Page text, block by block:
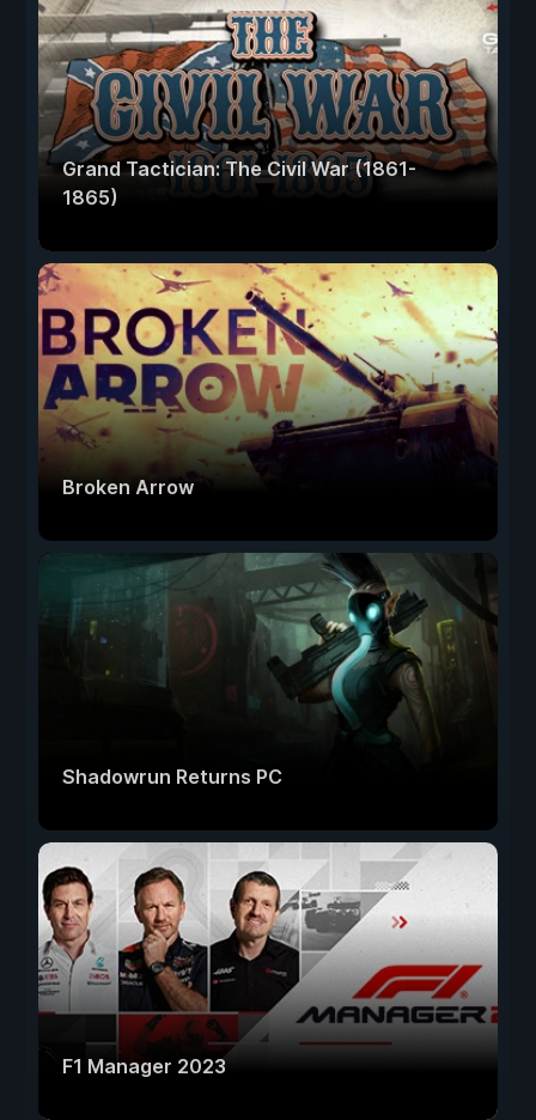
Grand Tactician: The Civil War (1861-
1865)
Broken Arrow
Shadowrun Returns PC
F1 Manager 2023